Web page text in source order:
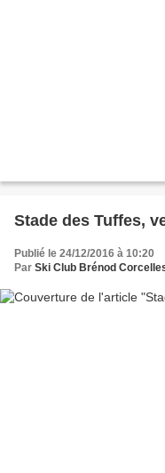
Stade des Tuffes,
Publié le 24/12/2016 à 10:20
Par Ski Club Brénod